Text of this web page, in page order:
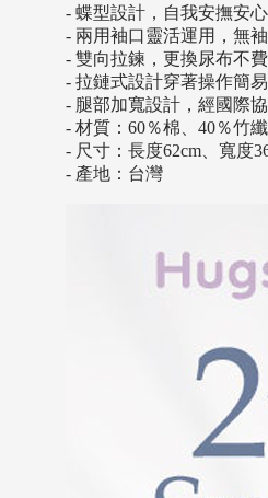
- 蝶型設計，自我安撫安
- 兩用袖口靈活運用，無
- 雙向拉鍊，更換尿布不
- 拉鏈式設計穿著操作簡
- 腿部加寬設計，經國際
- 材質：60％棉、40％竹纖
- 尺寸：長度62cm、寬度
- 產地：台灣